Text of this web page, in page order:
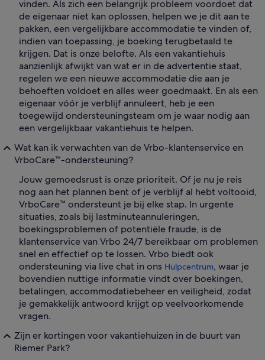
vinden. Als zich een belangrijk probleem voordoet dat
de eigenaar niet kan oplossen, helpen we je dit aan te
pakken, een vergelijkbare accommodatie te vinden of,
indien van toepassing, je boeking terugbetaald te
krijgen. Dat is onze belofte. Als een vakantiehuis
aanzienlijk afwijkt van wat er in de advertentie staat,
regelen we een nieuwe accommodatie die aan je
behoeften voldoet en alles weer goedmaakt. En als een
eigenaar vóór je verblijf annuleert, heb je een
toegewijd ondersteuningsteam om je waar nodig aan
een vergelijkbaar vakantiehuis te helpen.
Wat kan ik verwachten van de Vrbo-klantenservice en
VrboCare™-ondersteuning?
Jouw gemoedsrust is onze prioriteit. Of je nu je reis
nog aan het plannen bent of je verblijf al hebt voltooid,
VrboCare™ ondersteunt je bij elke stap. In urgente
situaties, zoals bij lastminuteannuleringen,
boekingsproblemen of potentiële fraude, is de
klantenservice van Vrbo 24/7 bereikbaar om problemen
snel en effectief op te lossen. Vrbo biedt ook
ondersteuning via live chat in ons Hulpcentrum, waar je
bovendien nuttige informatie vindt over boekingen,
betalingen, accommodatiebeheer en veiligheid, zodat
je gemakkelijk antwoord krijgt op veelvoorkomende
vragen.
Zijn er kortingen voor vakantiehuizen in de buurt van
Riemer Park?